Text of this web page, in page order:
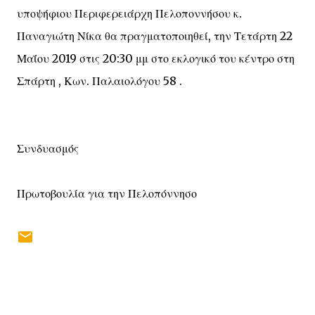
υποψήφιου Περιφερειάρχη Πελοποννήσου κ.
Παναγιώτη Νίκα θα πραγματοποιηθεί, την Τετάρτη 22
Μαΐου 2019 στις 20:30 μμ στο εκλογικό του κέντρο στη
Σπάρτη , Κων. Παλαιολόγου 58 .
Συνδυασμός
Πρωτοβουλία για την Πελοπόννησο